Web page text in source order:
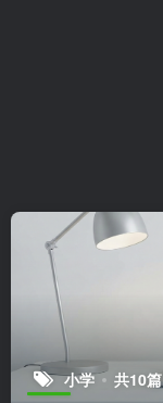
小学 共10篇